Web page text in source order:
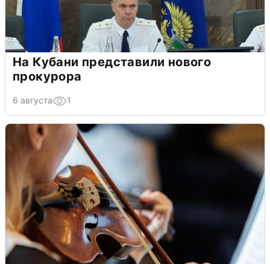
На Кубани представили нового
прокурора
6 августа 1